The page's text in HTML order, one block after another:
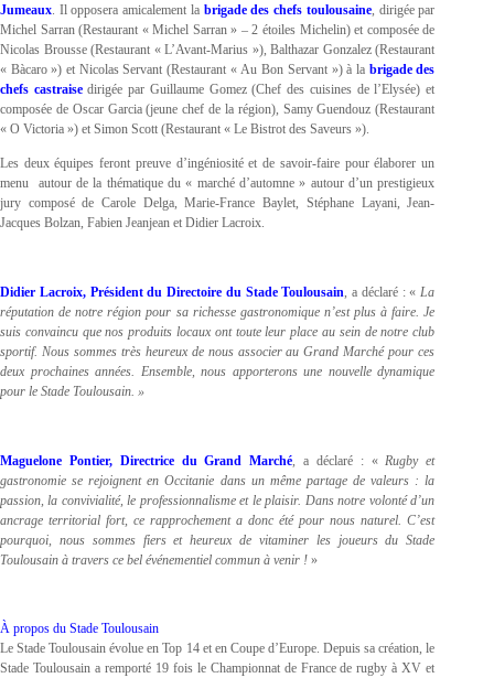
Jumeaux. Il opposera amicalement la brigade des chefs toulousaine, dirigée par
Michel Sarran (Restaurant « Michel Sarran » – 2 étoiles Michelin) et composée de
Nicolas Brousse (Restaurant « L’Avant-Marius »), Balthazar Gonzalez (Restaurant
« Bàcaro ») et Nicolas Servant (Restaurant « Au Bon Servant ») à la brigade des
chefs castraisedirigée par Guillaume Gomez (Chef des cuisines de l’Elysée) et
composée de Oscar Garcia (jeune chef de la région), Samy Guendouz (Restaurant
« O Victoria ») et Simon Scott (Restaurant « Le Bistrot des Saveurs »).
Les deux équipes feront preuve d’ingéniosité et de savoir-faire pour élaborer un
menu autour de la thématique du « marché d’automne » autour d’un prestigieux
jury composé de Carole Delga, Marie-France Baylet, Stéphane Layani, Jean-
Jacques Bolzan, Fabien Jeanjean et Didier Lacroix.
Didier Lacroix, Président du Directoire du Stade Toulousain, a déclaré : «La
réputation de notre région pour sa richesse gastronomique n’est plus à faire. Je
suis convaincu que nos produits locaux ont toute leur place au sein de notre club
sportif. Nous sommes très heureux de nous associer au Grand Marché pour ces
deux prochaines années. Ensemble, nous apporterons une nouvelle dynamique
pour le Stade Toulousain. »
Maguelone Pontier, Directrice du Grand Marché , a déclaré : « Rugby et
gastronomie se rejoignent en Occitanie dans un même partage de valeurs : la
passion, la convivialité, le professionnalisme et le plaisir. Dans notre volonté d’un
ancrage territorial fort, ce rapprochement a donc été pour nous naturel. C’est
pourquoi, nous sommes fiers et heureux de vitaminer les joueurs du Stade
Toulousain à travers ce bel événementiel commun à venir ! »
À propos du Stade Toulousain
Le Stade Toulousain évolue en Top 14 et en Coupe d’Europe. Depuis sa création, le
Stade Toulousain a remporté 19 fois le Championnat de France de rugby à XV et